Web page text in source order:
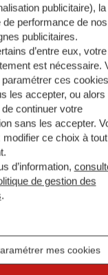
d'épargne
flexibles pour
et anticiper ceux de
Pour les
publicitaire), la
de performance de nos
publicitaires.
d’entre eux, votre
est nécessaire.
ces
les accepter, ou alors
continuer votre
sans les accepter.
modifier ce choix à tout
d’information,
de gestion des
.
mes cookies